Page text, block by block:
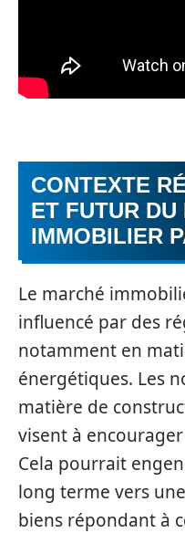
CONTEXTE
ET FUTUR DU
IMMOBILIER
Le marché
influencé par des
notamment en
énergétiques. Les
matière de
visent à
Cela pourrait
long terme vers
biens répondant à